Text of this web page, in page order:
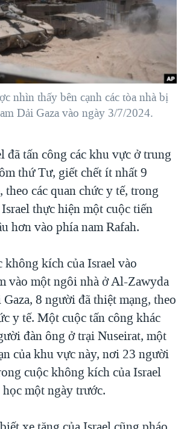
NGOẠI
CỬ 2024
TRANH TẠI DẢI GAZA
& CON ĐƯỜNG
- NGƯỜI HẠ 'BÊN THẮNG CUỘC'
AFGHANISTAN
HÒA Ở VIỆT NAM
TRUMP-KIM TẠI VIỆT NAM
VS. CHÍNH PHỦ VIỆT NAM
TIẾNG VỌNG TỪ NÔNG THÔN MỸ
nhìn thấy bên cạnh các tòa nhà bị
Dải Gaza vào ngày 3/7/2024.
đã tấn công các khu vực ở trung
thứ Tư, giết chết ít nhất 9
theo các quan chức y tế, trong
thực hiện một cuộc tiến
hơn vào phía nam Rafah.
không kích của Israel vào
vào một ngôi nhà ở Al-Zawyda
8 người đã thiệt mạng, theo
y tế. Một cuộc tấn công khác
đàn ông ở trại Nuseirat, một
của khu vực này, nơi 23 người
cuộc không kích của Israel
một ngày trước.